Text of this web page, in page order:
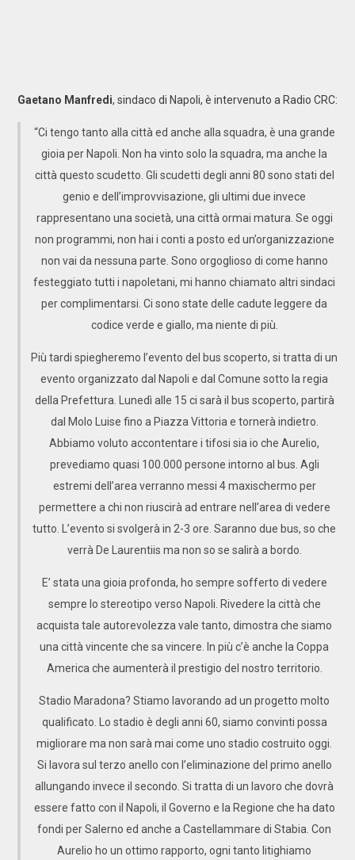
Gaetano Manfredi, sindaco di Napoli, è intervenuto a Radio CRC:
“Ci tengo tanto alla città ed anche alla squadra, è una grande
gioia per Napoli. Non ha vinto solo la squadra, ma anche la
città questo scudetto. Gli scudetti degli anni 80 sono stati del
genio e dell’improvvisazione, gli ultimi due invece
rappresentano una società, una città ormai matura. Se oggi
non programmi, non hai i conti a posto ed un’organizzazione
non vai da nessuna parte. Sono orgoglioso di come hanno
festeggiato tutti i napoletani, mi hanno chiamato altri sindaci
per complimentarsi. Ci sono state delle cadute leggere da
codice verde e giallo, ma niente di più.
Più tardi spiegheremo l’evento del bus scoperto, si tratta di un
evento organizzato dal Napoli e dal Comune sotto la regia
della Prefettura. Lunedì alle 15 ci sarà il bus scoperto, partirà
dal Molo Luise fino a Piazza Vittoria e tornerà indietro.
Abbiamo voluto accontentare i tifosi sia io che Aurelio,
prevediamo quasi 100.000 persone intorno al bus. Agli
estremi dell’area verranno messi 4 maxischermo per
permettere a chi non riuscirà ad entrare nell’area di vedere
tutto. L’evento si svolgerà in 2-3 ore. Saranno due bus, so che
verrà De Laurentiis ma non so se salirà a bordo.
E’ stata una gioia profonda, ho sempre sofferto di vedere
sempre lo stereotipo verso Napoli. Rivedere la città che
acquista tale autorevolezza vale tanto, dimostra che siamo
una città vincente che sa vincere. In più c’è anche la Coppa
America che aumenterà il prestigio del nostro territorio.
Stadio Maradona? Stiamo lavorando ad un progetto molto
qualificato. Lo stadio è degli anni 60, siamo convinti possa
migliorare ma non sarà mai come uno stadio costruito oggi.
Si lavora sul terzo anello con l’eliminazione del primo anello
allungando invece il secondo. Si tratta di un lavoro che dovrà
essere fatto con il Napoli, il Governo e la Regione che ha dato
fondi per Salerno ed anche a Castellammare di Stabia. Con
Aurelio ho un ottimo rapporto, ogni tanto litighiamo